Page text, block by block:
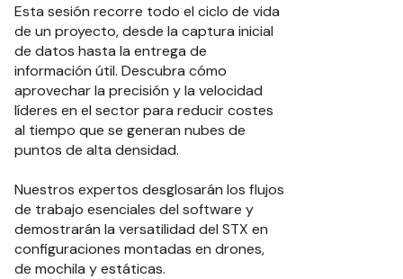
Esta sesión recorre todo el ciclo de vida
de un proyecto, desde la captura inicial
de datos hasta la entrega de
información útil. Descubra cómo
aprovechar la precisión y la velocidad
líderes en el sector para reducir costes
al tiempo que se generan nubes de
puntos de alta densidad.
Nuestros expertos desglosarán los flujos
de trabajo esenciales del software y
demostrarán la versatilidad del STX en
configuraciones montadas en drones,
de mochila y estáticas.